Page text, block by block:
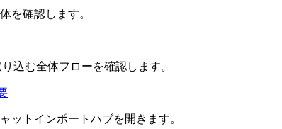
を確認します。
込む全体フローを確認します。
ットインポートハブを開きます。